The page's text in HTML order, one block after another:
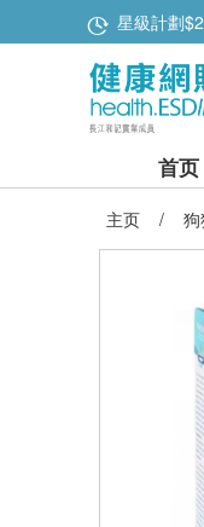
星級計劃
首页
主页 /